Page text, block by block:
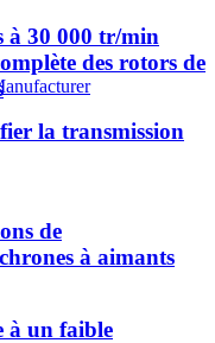
à 30 000 tr/min
des rotors de
la transmission
de
à aimants
à un faible